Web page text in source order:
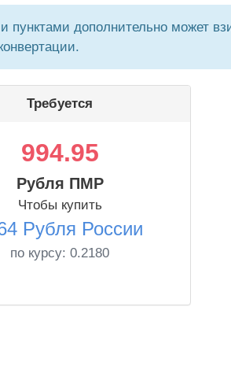
дополнительно может
Требуется
994.95
Рубля ПМР
Чтобы купить
Рубля России
по курсу: 0.2180